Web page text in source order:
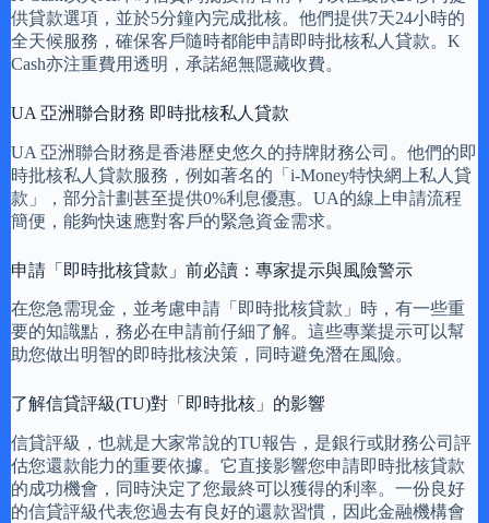
供貸款選項，並於5分鐘內完成批核。他們提供7天24小時的
全天候服務，確保客戶隨時都能申請即時批核私人貸款。K
Cash亦注重費用透明，承諾絕無隱藏收費。
UA 亞洲聯合財務 即時批核私人貸款
UA 亞洲聯合財務是香港歷史悠久的持牌財務公司。他們的即
時批核私人貸款服務，例如著名的「i-Money特快網上私人貸
款」，部分計劃甚至提供0%利息優惠。UA的線上申請流程
簡便，能夠快速應對客戶的緊急資金需求。
申請「即時批核貸款」前必讀：專家提示與風險警示
在您急需現金，並考慮申請「即時批核貸款」時，有一些重
要的知識點，務必在申請前仔細了解。這些專業提示可以幫
助您做出明智的即時批核決策，同時避免潛在風險。
了解信貸評級(TU)對「即時批核」的影響
信貸評級，也就是大家常說的TU報告，是銀行或財務公司評
估您還款能力的重要依據。它直接影響您申請即時批核貸款
的成功機會，同時決定了您最終可以獲得的利率。一份良好
的信貸評級代表您過去有良好的還款習慣，因此金融機構會